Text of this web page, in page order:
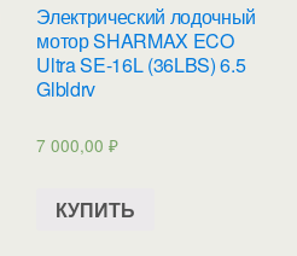
Электрический лодочный
мотор SHARMAX ECO
Ultra SE-16L (36LBS) 6.5
Glbldrv
7 000,00₽
КУПИТЬ